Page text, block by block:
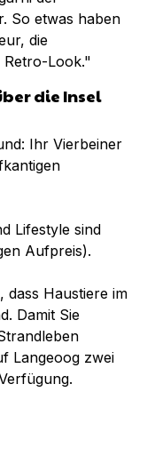
So etwas haben
die
Retro-Look."
die Insel
Ihr Vierbeiner
Lifestyle sind
Aufpreis).
dass Haustiere im
Damit Sie
Langeoog zwei